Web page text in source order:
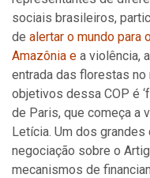
sociais brasileiros,
de alertar o mundo para
Amazônia e a violência,
entrada das florestas no
objetivos dessa COP é
de Paris, que começa a
Letícia. Um dos
negociação sobre o
mecanismos de